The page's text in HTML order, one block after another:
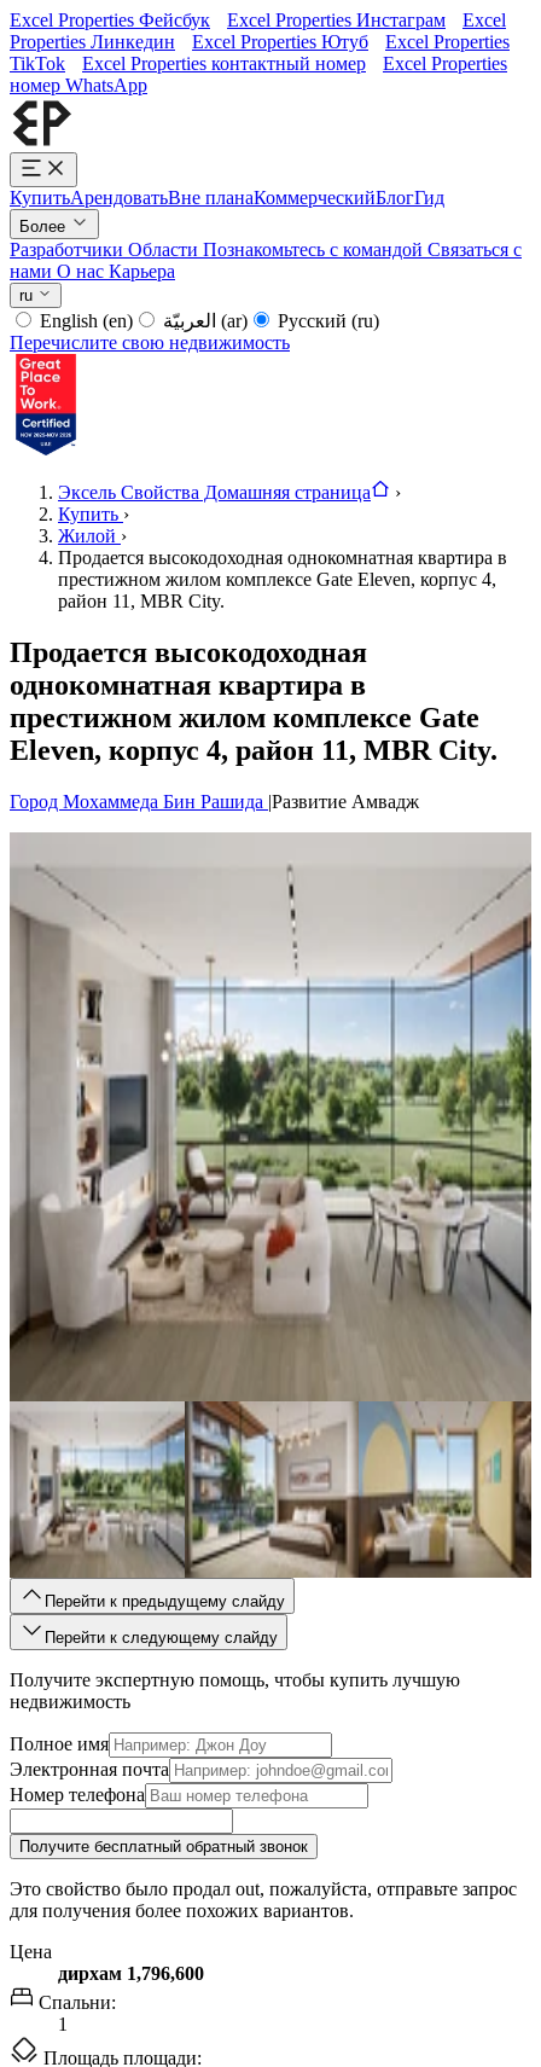
Excel Properties Фейсбук Excel Properties Инстаграм
Excel
Properties Линкедин
Excel Properties Ютуб
Excel Properties
TikTok
Excel Properties контактный номер
Excel Properties
номер WhatsApp
КупитьАрендоватьВне планаКоммерческийБлогГид
Более
Разработчики Области Познакомьтесь с командой Связаться с
нами О нас Карьера
ru
English (en) (ar) Русский (ru)
Перечислите свою недвижимость
Эксель Свойства Домашняя страница
›
Купить ›
Жилой ›
Продается высокодоходная однокомнатная квартира в
престижном жилом комплексе Gate Eleven, корпус 4,
район 11, MBR City.
Продается высокодоходная
однокомнатная квартира в
престижном жилом комплексе Gate
Eleven, корпус 4, район 11, MBR City.
Город Мохаммеда Бин Рашида |Развитие Амвадж
Перейти к предыдущему слайду
Перейти к следующему слайду
Получите экспертную помощь, чтобы купить лучшую
недвижимость
Полное имя
Электронная почта
Номер телефона
Получите бесплатный обратный звонок
Это свойство было продал out, пожалуйста, отправьте запрос
для получения более похожих вариантов.
Цена
дирхам 1,796,600
Спальни:
1
Площадь площади: